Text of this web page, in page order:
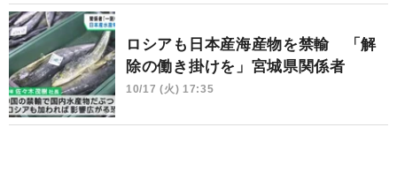
ロシアも日本産海産物を禁輸 「解
除の働き掛けを」宮城県関係者
10/17 (火) 17:35